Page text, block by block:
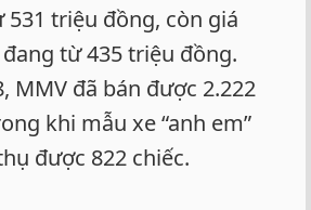
triệu đồng, còn giá
từ 435 triệu đồng.
MMV đã bán được 2.222
khi mẫu xe “anh em”
được 822 chiếc.